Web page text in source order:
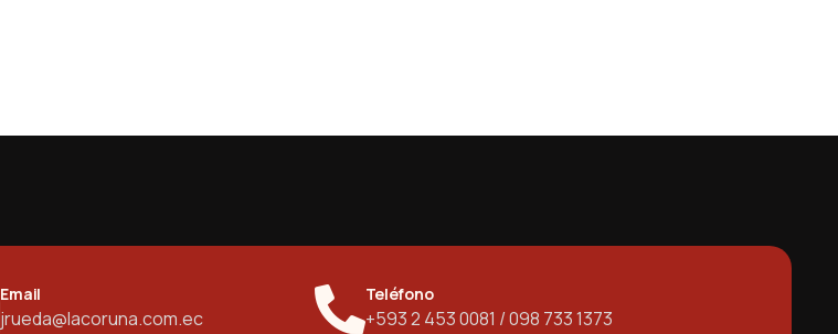
Email
jrueda@lacoruna.com.ec
Teléfono
+593 2 453 0081 / 098 733 1373